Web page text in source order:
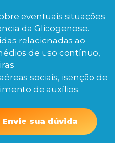
eventuais situações
da Glicogenose.
relacionadas ao
de uso contínuo,
sociais, isenção de
de auxílios.
Envie sua dúvida